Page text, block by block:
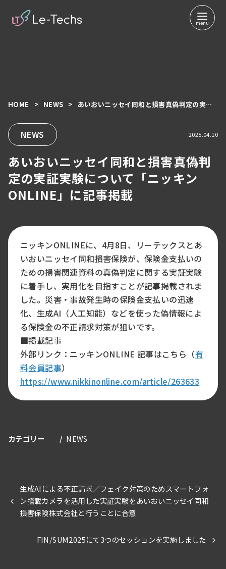
あいおいニッセイ同和と損害真偽判
定の実証実験について「ニッキン
ONLINE」に記事掲載
2025.04.10
NEWS
ニッキンONLINEに、4月8日、リーテックスとあ
いおいニッセイ同和損害保険が、保険金支払いの
ための損害関連資料の真偽判定に関する実証実験
に着手し、実用化を目指すことが記事掲載されま
した。災害・事故発生時の保険金支払いの迅速
化、生成AI（人工知能）などを使った偽情報によ
る保険金の不正請求対策が狙いです。
■掲載記事
外部リンク：ニッキンONLINE 記事はこちら（有
料会員記事）
https://www.nikkinonline.com/article/263633
カテゴリー NEWS
生成AIによる不正請求／フェイク対策のためスマートフォ
ン搭載カメラを活用した実証実験をあいおいニッセイ同和
損害保険株式会社と行うことに合意
FIN/SUM2025にて3つのセッションを実施しました
HOME NEWS あいおいニッセイ同和と損害真偽判定の実証実験について「ニッキンONLINE」に記事掲載